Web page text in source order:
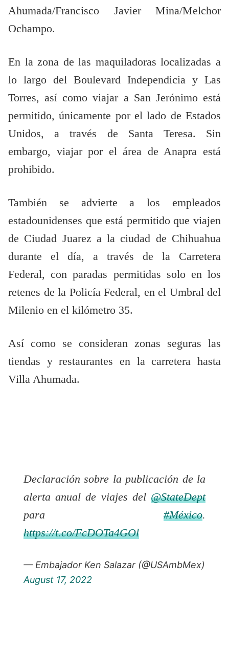
Ahumada/Francisco Javier Mina/Melchor
Ochampo.
En la zona de las maquiladoras localizadas a
lo largo del Boulevard Independicia y Las
Torres, así como viajar a San Jerónimo está
permitido, únicamente por el lado de Estados
Unidos, a través de Santa Teresa. Sin
embargo, viajar por el área de Anapra está
prohibido.
También se advierte a los empleados
estadounidenses que está permitido que viajen
de Ciudad Juarez a la ciudad de Chihuahua
durante el día, a través de la Carretera
Federal, con paradas permitidas solo en los
retenes de la Policía Federal, en el Umbral del
Milenio en el kilómetro 35.
Así como se consideran zonas seguras las
tiendas y restaurantes en la carretera hasta
Villa Ahumada.
Declaración sobre la publicación de la
alerta anual de viajes del @StateDept
para #México.
https://t.co/FcDOTa4GOl
— Embajador Ken Salazar (@USAmbMex)
August 17, 2022